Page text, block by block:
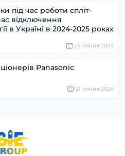
під час роботи спліт-
відключення
в Україні в 2024-2025 роках
27 липня 2024
Panasonic
21 липня 2024